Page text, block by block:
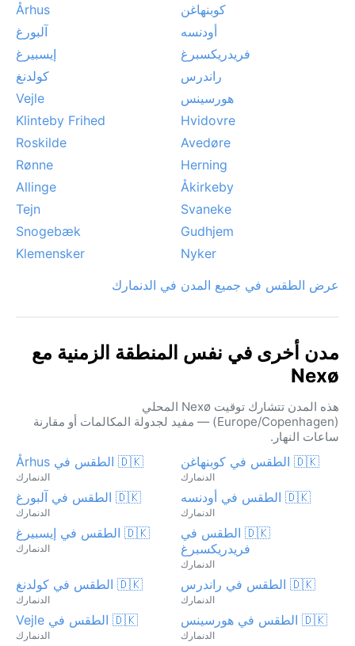
كوبنهاغن
Århus
أودنسه
آلبورغ
فريدريكسبرغ
إيسبيرغ
راندرس
كولدنغ
هورسينس
Vejle
Hvidovre
Klinteby Frihed
Avedøre
Roskilde
Herning
Rønne
Åkirkeby
Allinge
Svaneke
Tejn
Gudhjem
Snogebæk
Nyker
Klemensker
عرض الطقس في جميع المدن في الدنمارك
مدن أخرى في نفس المنطقة الزمنية مع
Nexø
هذه المدن تتشارك توقيت Nexø المحلي
(Europe/Copenhagen) — مفيد لجدولة المكالمات أو مقارنة
ساعات النهار.
🇩🇰 الطقس في كوبنهاغن
الدنمارك
🇩🇰 الطقس في Århus
الدنمارك
🇩🇰 الطقس في أودنسه
الدنمارك
🇩🇰 الطقس في آلبورغ
الدنمارك
🇩🇰 الطقس في
فريدريكسبرغ
الدنمارك
🇩🇰 الطقس في إيسبيرغ
الدنمارك
🇩🇰 الطقس في راندرس
الدنمارك
🇩🇰 الطقس في كولدنغ
الدنمارك
🇩🇰 الطقس في هورسينس
الدنمارك
🇩🇰 الطقس في Vejle
الدنمارك